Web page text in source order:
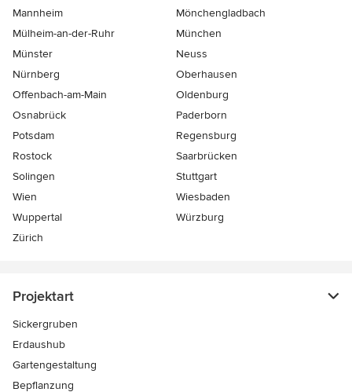
Mannheim
Mönchen­gladbach
Mülheim-an-der-Ruhr
München
Münster
Neuss
Nürnberg
Oberhausen
Offenbach-am-Main
Oldenburg
Osnabrück
Paderborn
Potsdam
Regensburg
Rostock
Saarbrücken
Solingen
Stuttgart
Wien
Wiesbaden
Wuppertal
Würzburg
Zürich
Projektart
Sickergruben
Erdaushub
Gartengestaltung
Bepflanzung